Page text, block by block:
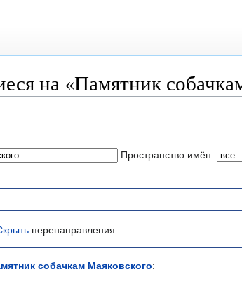
на «Памятник
Пространство имён:
перенаправления
собачкам Маяковского: